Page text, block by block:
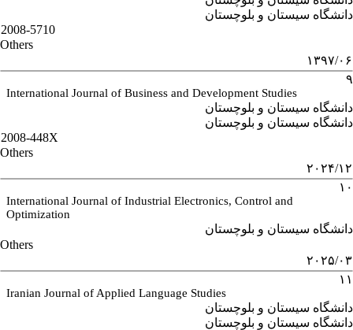
دانشگاه سیستان و بلوچستان
2008-5710
Others
۱۳۹۷/۰۶
۹
International Journal of Business and Development Studies
دانشگاه سیستان و بلوچستان
دانشگاه سیستان و بلوچستان
2008-448X
Others
۲۰۲۴/۱۲
۱۰
International Journal of Industrial Electronics, Control and
Optimization
دانشگاه سیستان و بلوچستان
Others
۲۰۲۵/۰۳
۱۱
Iranian Journal of Applied Language Studies
دانشگاه سیستان و بلوچستان
دانشگاه سیستان و بلوچستان